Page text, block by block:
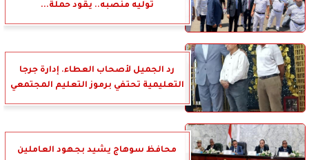
توليه منصبه.. يقود حملة...
رد الجميل لأصحاب العطاء. إدارة جرجا
التعليمية تحتفي برموز التعليم المجتمعي
محافظ سوهاج يشيد بجهود العاملين